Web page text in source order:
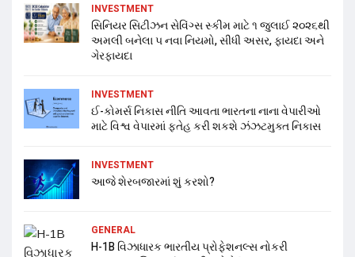
INVESTMENT
સિનિયર સિટીઝન સેવિંગ્સ સ્કીમ માટે ૧ જુલાઈ ૨૦૨૬થી
અમલી બનેલા ૫ નવા નિયમો, સીધી અસર, ફાયદા અને
ગેરફાયદા
INVESTMENT
ઈ-કોમર્સ નિકાસ નીતિ આવતા ભારતના નાના વેપારીઓ
માટે વિશ્વ વેપારમાં ફતેહ કરી શકશે ઝંઝટમુક્ત નિકાસ
INVESTMENT
આજે શેરબજારમાં શું કરશો?
GENERAL
H-1B વિઝાધારક ભારતીય પ્રોફેશનલ્સ નોકરી